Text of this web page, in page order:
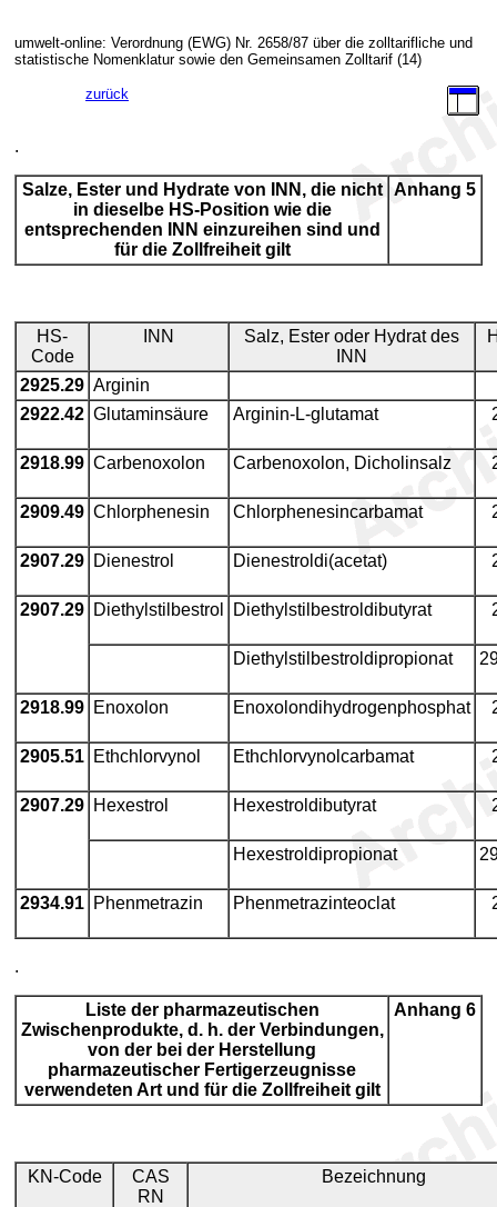
umwelt-online: Verordnung (EWG) Nr. 2658/87 über die zolltarifliche und
statistische Nomenklatur sowie den Gemeinsamen Zolltarif (14)
zurück
.
Salze, Ester und Hydrate von INN, die nicht
in dieselbe HS-Position wie die
entsprechenden INN einzureihen sind und
für die Zollfreiheit gilt
Anhang 5
HS-
Code
INN
Salz, Ester oder Hydrat des
INN
2925.29 Arginin
2922.42 Glutaminsäure Arginin-L-glutamat
2918.99 Carbenoxolon Carbenoxolon, Dicholinsalz
2909.49 Chlorphenesin Chlorphenesincarbamat
2907.29 Dienestrol Dienestroldi(acetat)
2907.29 Diethylstilbestrol Diethylstilbestroldibutyrat
Diethylstilbestroldipropionat
2918.99 Enoxolon Enoxolondihydrogenphosphat
2905.51 Ethchlorvynol Ethchlorvynolcarbamat
2907.29 Hexestrol Hexestroldibutyrat
Hexestroldipropionat
2934.91 Phenmetrazin Phenmetrazinteoclat
.
Liste der pharmazeutischen
Zwischenprodukte, d. h. der Verbindungen,
von der bei der Herstellung
pharmazeutischer Fertigerzeugnisse
verwendeten Art und für die Zollfreiheit gilt
Anhang 6
KN-Code
CAS
RN
Bezeichnung